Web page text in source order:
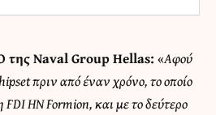
τηςNaval Group Hellas: «Αφού
πριν από έναν χρόνο, το οποίο
FDI HN Formion, και με το δεύτερο